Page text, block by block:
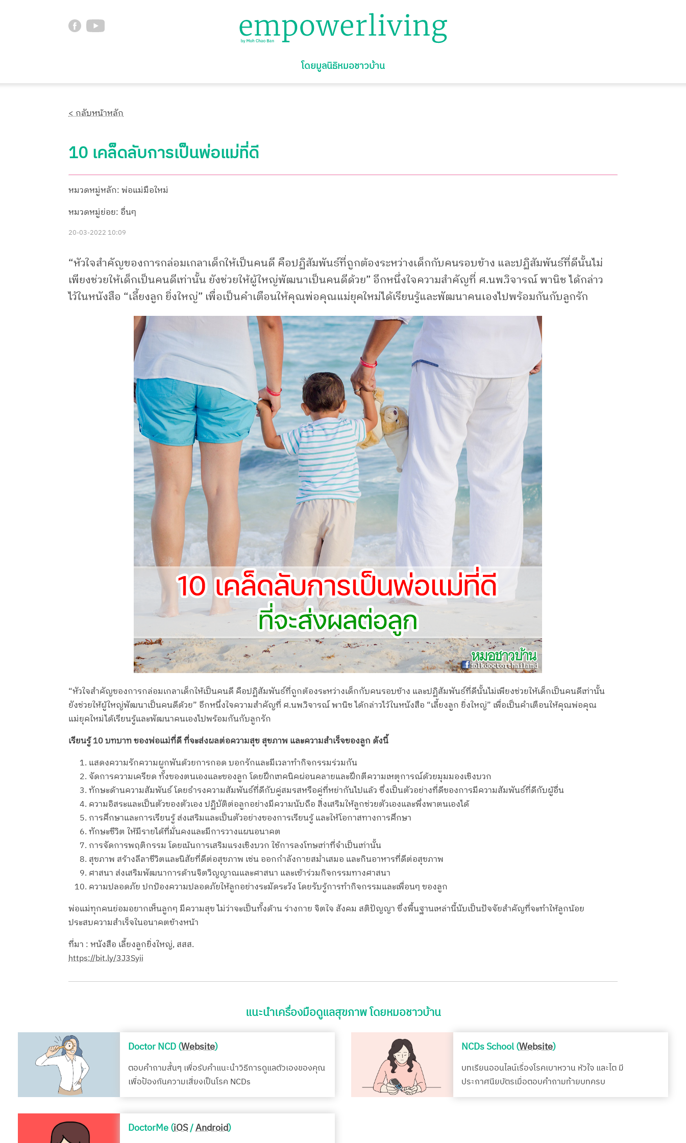
โดยมูลนิธิหมอชาวบ้าน
< กลับหน้าหลัก
10 เคล็ดลับการเป็นพ่อแม่ที่ดี
หมวดหมู่หลัก: พ่อแม่มือใหม่
หมวดหมู่ย่อย: อื่นๆ
20-03-2022 10:09
“หัวใจสำคัญของการกล่อมเกลาเด็กให้เป็นคนดี คือปฏิสัมพันธ์ที่ถูกต้องระหว่างเด็กกับคนรอบข้าง และปฏิสัมพันธ์ที่ดีนั้นไม่
เพียงช่วยให้เด็กเป็นคนดีเท่านั้น ยังช่วยให้ผู้ใหญ่พัฒนาเป็นคนดีด้วย” อีกหนึ่งใจความสำคัญที่ ศ.นพ.วิจารณ์ พานิช ได้กล่าว
ไว้ในหนังสือ “เลี้ยงลูก ยิ่งใหญ่” เพื่อเป็นคำเตือนให้คุณพ่อคุณแม่ยุคใหม่ได้เรียนรู้และพัฒนาคนเองไปพร้อมกันกับลูกรัก
“หัวใจสำคัญของการกล่อมเกลาเด็กให้เป็นคนดี คือปฏิสัมพันธ์ที่ถูกต้องระหว่างเด็กกับคนรอบข้าง และปฏิสัมพันธ์ที่ดีนั้นไม่เพียงช่วยให้เด็กเป็นคนดีเท่านั้น
ยังช่วยให้ผู้ใหญ่พัฒนาเป็นคนดีด้วย” อีกหนึ่งใจความสำคัญที่ ศ.นพ.วิจารณ์ พานิช ได้กล่าวไว้ในหนังสือ “เลี้ยงลูก ยิ่งใหญ่” เพื่อเป็นคำเตือนให้คุณพ่อคุณ
แม่ยุคใหม่ได้เรียนรู้และพัฒนาคนเองไปพร้อมกันกับลูกรัก
เรียนรู้ 10 บทบาท ของพ่อแม่ที่ดี ที่จะส่งผลต่อความสุข สุขภาพ และความสำเร็จของลูก ดังนี้
แสดงความรักความผูกพันด้วยการกอด บอกรักและมีเวลาทำกิจกรรมร่วมกัน
จัดการความเครียด ทั้งของตนเองและของลูก โดยฝึกเทคนิคผ่อนคลายและฝึกตีความเหตุการณ์ด้วยมุมมองเชิงบวก
ทักษะด้านความสัมพันธ์ โดยธำรงความสัมพันธ์ที่ดีกับคู่สมรสหรือคู่ที่หย่ากันไปแล้ว ซึ่งเป็นตัวอย่างที่ดีของการมีความสัมพันธ์ที่ดีกับผู้อื่น
ความอิสระและเป็นตัวของตัวเอง ปฏิบัติต่อลูกอย่างมีความนับถือ สิ่งเสริมให้ลูกช่วยตัวเองและพึ่งพาตนเองได้
การศึกษาและการเรียนรู้ ส่งเสริมและเป็นตัวอย่างของการเรียนรู้ และให้โอกาสทางการศึกษา
ทักษะชีวิต ให้มีรายได้ที่มั่นคงและมีการวางแผนอนาคต
การจัดการพฤติกรรม โดยเน้นการเสริมแรงเชิงบวก ใช้การลงโทษเท่าที่จำเป็นเท่านั้น
สุขภาพ สร้างลีลาชีวิตและนิสัยที่ดีต่อสุขภาพ เช่น ออกกำลังกายสม่ำเสมอ และกินอาหารที่ดีต่อสุขภาพ
ศาสนา ส่งเสริมพัฒนาการด้านจิตวิญญาณและศาสนา และเข้าร่วมกิจกรรมทางศาสนา
ความปลอดภัย ปกป้องความปลอดภัยให้ลูกอย่างระมัดระวัง โดยรับรู้การทำกิจกรรมและเพื่อนๆ ของลูก
พ่อแม่ทุกคนย่อมอยากเห็นลูกๆ มีความสุข ไม่ว่าจะเป็นทั้งด้าน ร่างกาย จิตใจ สังคม สติปัญญา ซึ่งพื้นฐานเหล่านี้นับเป็นปัจจัยสำคัญที่จะทำให้ลูกน้อย
ประสบความสำเร็จในอนาคตข้างหน้า
ที่มา : หนังสือ เลี้ยงลูกยิ่งใหญ่, สสส.
https://bit.ly/3J3Syii
แนะนำเครื่องมือดูแลสุขภาพ โดยหมอชาวบ้าน
Doctor NCD (Website)
ตอบคำถามสั้นๆ เพื่อรับคำแนะนำวิธีการดูแลตัวเองของคุณ
เพื่อป้องกันความเสี่ยงเป็นโรค NCDs
NCDs School (Website)
บทเรียนออนไลน์เรื่องโรคเบาหวาน หัวใจ และไต มี
ประกาศนียบัตรเมื่อตอบคำถามท้ายบทครบ
DoctorMe (iOS/Android)